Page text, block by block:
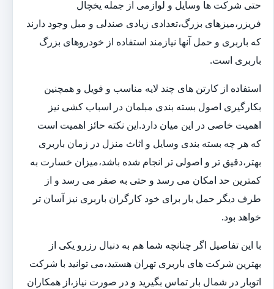
حتی شرکت ها وسایل و لوازمی از جمله یخچال
فریزر،میزهای بزرگ،تعدادی زیادی صندلی و مبل وجود دارند
که باربری و حمل آنها نیازمند استفاده از خودروهای بزرگ
باربری است.
استفاده از کارتن های چند لایه مناسب و فویل و همچنین
بکارگیری اصول بسته بندی مبلمان در اسباب کشی نیز
اهمیت خاصی در این میان دارد.این نکته حائز اهمیت است
که هر چه بسته بندی وسایل و اثاث منزل در زمان باربری
بهتر،دقیق تر و اصولی تر انجام شده باشد،میزان خسارت به
کمترین حد امکان می رسد و حتی به صفر می رسد و از
طرف دیگر حمل بار برای خود کارگران باربری نیز آسان تر
خواهد بود.
با این تفاصیل اگر چنانچه شما هم به دنبال رزرو یکی از
بهترین شرکت های باربری تهران هستید،می توانید با شرکت
اتوبار در شمال بار تماس بگیرید و در صورت نیاز،از همکاران